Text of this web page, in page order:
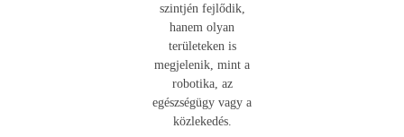
szintjén fejlődik,
hanem olyan
területeken is
megjelenik, mint a
robotika, az
egészségügy vagy a
közlekedés.